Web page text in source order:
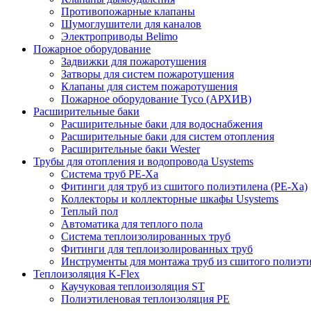
Противопожарные клапаны
Шумоглушители для каналов
Электроприводы Belimo
Пожарное оборудование
Задвижки для пожаротушения
Затворы для систем пожаротушения
Клапаны для систем пожаротушения
Пожарное оборудование Tyco (АРХИВ)
Расширительные баки
Расширительные баки для водоснабжения
Расширительные баки для систем отопления
Расширительные баки Wester
Трубы для отопления и водопровода Usystems
Система труб PE-Xa
Фитинги для труб из сшитого полиэтилена (PE-Xa)
Коллекторы и коллекторные шкафы Usystems
Теплый пол
Автоматика для теплого пола
Система теплоизолированных труб
Фитинги для теплоизолированных труб
Инструменты для монтажа труб из сшитого
Теплоизоляция K-Flex
Каучуковая теплоизоляция ST
Полиэтиленовая теплоизоляция PE